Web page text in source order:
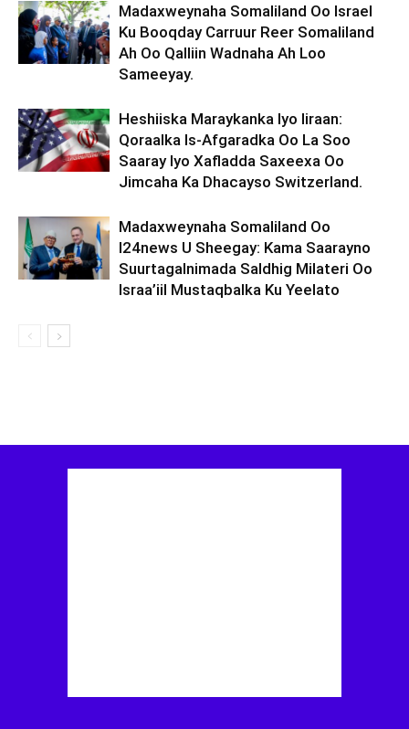
Madaxweynaha Somaliland Oo Israel
Ku Booqday Carruur Reer Somaliland
Ah Oo Qalliin Wadnaha Ah Loo
Sameeyay.
Heshiiska Maraykanka Iyo Iiraan:
Qoraalka Is-Afgaradka Oo La Soo
Saaray Iyo Xafladda Saxeexa Oo
Jimcaha Ka Dhacayso Switzerland.
Madaxweynaha Somaliland Oo
I24news U Sheegay: Kama Saarayno
Suurtagalnimada Saldhig Milateri Oo
Israa’iil Mustaqbalka Ku Yeelato